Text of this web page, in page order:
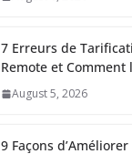
7 Erreurs de
Remote et Comment
August 5, 2026
9 Façons